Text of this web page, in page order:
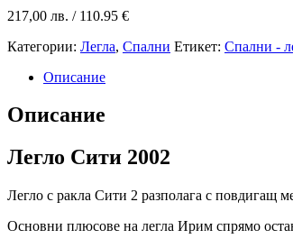
217,00 лв. / 110.95 €
Категории: Легла, Спални Етикет: Спални -
Описание
Описание
Легло Сити 2002
Легло с ракла Сити 2 разполага с повдигащ
Основни плюсове на легла Ирим спрямо